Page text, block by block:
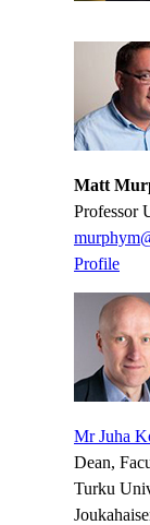
Matt
Professor
​​​​​​​Profile
Mr Juha
Dean,
Turku